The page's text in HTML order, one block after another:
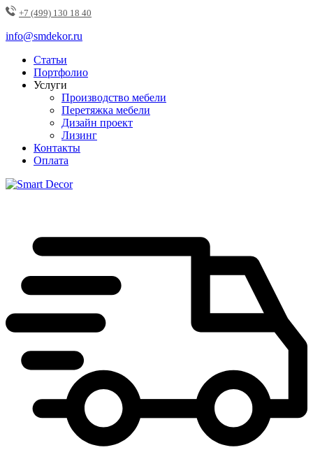
+7 (499) 130 18 40
info@smdekor.ru
Статьи
Портфолио
Услуги
Производство мебели
Перетяжка мебели
Дизайн проект
Лизинг
Контакты
Оплата